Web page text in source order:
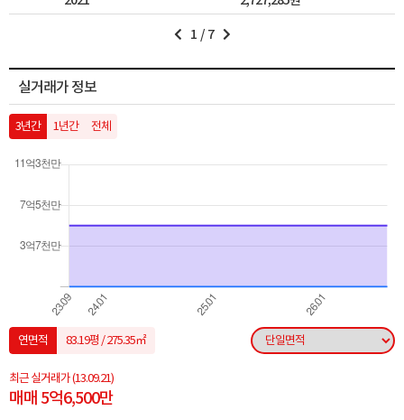
1 / 7
실거래가 정보
3년간 1년간 전체
연면적 83.19평 / 275.35㎡
최근 실거래가(13.09.21)
매매 5억6,500만